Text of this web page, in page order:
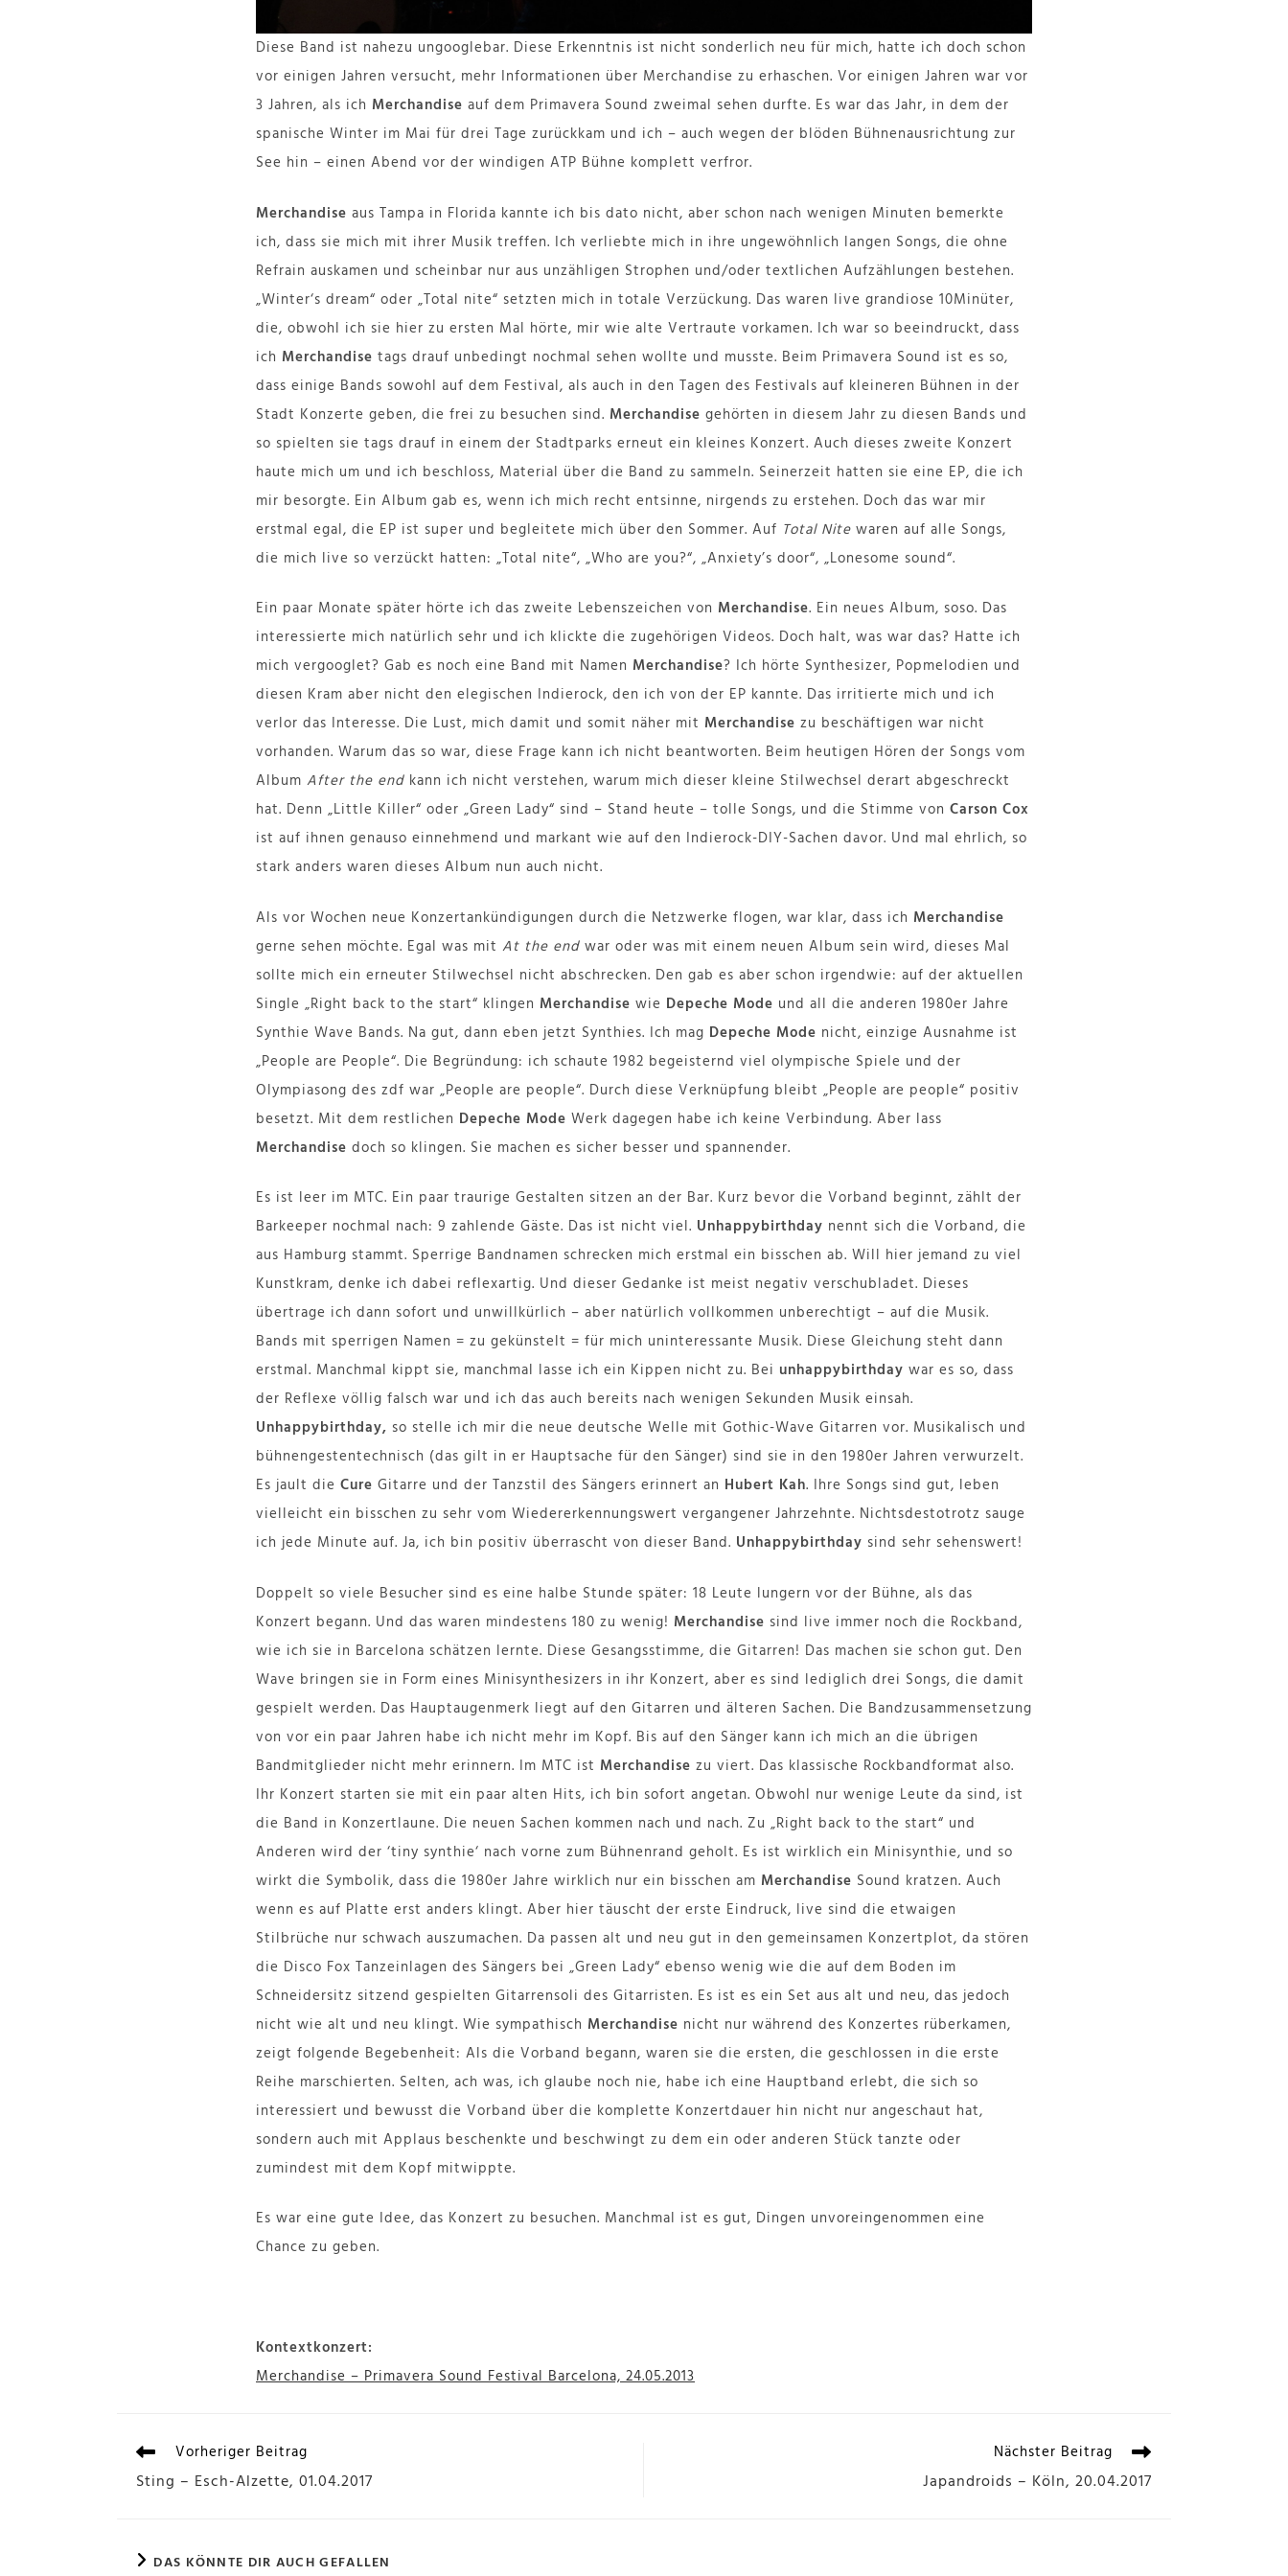
Diese Band ist nahezu ungooglebar. Diese Erkenntnis ist nicht sonderlich neu für mich, hatte ich doch schon
vor einigen Jahren versucht, mehr Informationen über Merchandise zu erhaschen. Vor einigen Jahren war vor
3 Jahren, als ich Merchandise auf dem Primavera Sound zweimal sehen durfte. Es war das Jahr, in dem der
spanische Winter im Mai für drei Tage zurückkam und ich – auch wegen der blöden Bühnenausrichtung zur
See hin – einen Abend vor der windigen ATP Bühne komplett verfror.
Merchandise aus Tampa in Florida kannte ich bis dato nicht, aber schon nach wenigen Minuten bemerkte
ich, dass sie mich mit ihrer Musik treffen. Ich verliebte mich in ihre ungewöhnlich langen Songs, die ohne
Refrain auskamen und scheinbar nur aus unzähligen Strophen und/oder textlichen Aufzählungen bestehen.
„Winter‘s dream“ oder „Total nite“ setzten mich in totale Verzückung. Das waren live grandiose 10Minüter,
die, obwohl ich sie hier zu ersten Mal hörte, mir wie alte Vertraute vorkamen. Ich war so beeindruckt, dass
ich Merchandise tags drauf unbedingt nochmal sehen wollte und musste. Beim Primavera Sound ist es so,
dass einige Bands sowohl auf dem Festival, als auch in den Tagen des Festivals auf kleineren Bühnen in der
Stadt Konzerte geben, die frei zu besuchen sind. Merchandise gehörten in diesem Jahr zu diesen Bands und
so spielten sie tags drauf in einem der Stadtparks erneut ein kleines Konzert. Auch dieses zweite Konzert
haute mich um und ich beschloss, Material über die Band zu sammeln. Seinerzeit hatten sie eine EP, die ich
mir besorgte. Ein Album gab es, wenn ich mich recht entsinne, nirgends zu erstehen. Doch das war mir
erstmal egal, die EP ist super und begleitete mich über den Sommer. Auf Total Nite waren auf alle Songs,
die mich live so verzückt hatten: „Total nite“, „Who are you?“, „Anxiety’s door“, „Lonesome sound“.
Ein paar Monate später hörte ich das zweite Lebenszeichen von Merchandise. Ein neues Album, soso. Das
interessierte mich natürlich sehr und ich klickte die zugehörigen Videos. Doch halt, was war das? Hatte ich
mich vergooglet? Gab es noch eine Band mit Namen Merchandise? Ich hörte Synthesizer, Popmelodien und
diesen Kram aber nicht den elegischen Indierock, den ich von der EP kannte. Das irritierte mich und ich
verlor das Interesse. Die Lust, mich damit und somit näher mit Merchandise zu beschäftigen war nicht
vorhanden. Warum das so war, diese Frage kann ich nicht beantworten. Beim heutigen Hören der Songs vom
Album After the end kann ich nicht verstehen, warum mich dieser kleine Stilwechsel derart abgeschreckt
hat. Denn „Little Killer“ oder „Green Lady“ sind – Stand heute – tolle Songs, und die Stimme von Carson Cox
ist auf ihnen genauso einnehmend und markant wie auf den Indierock-DIY-Sachen davor. Und mal ehrlich, so
stark anders waren dieses Album nun auch nicht.
Als vor Wochen neue Konzertankündigungen durch die Netzwerke flogen, war klar, dass ich Merchandise
gerne sehen möchte. Egal was mit At the end war oder was mit einem neuen Album sein wird, dieses Mal
sollte mich ein erneuter Stilwechsel nicht abschrecken. Den gab es aber schon irgendwie: auf der aktuellen
Single „Right back to the start“ klingen Merchandise wie Depeche Mode und all die anderen 1980er Jahre
Synthie Wave Bands. Na gut, dann eben jetzt Synthies. Ich mag Depeche Mode nicht, einzige Ausnahme ist
„People are People“. Die Begründung: ich schaute 1982 begeisternd viel olympische Spiele und der
Olympiasong des zdf war „People are people“. Durch diese Verknüpfung bleibt „People are people“ positiv
besetzt. Mit dem restlichen Depeche Mode Werk dagegen habe ich keine Verbindung. Aber lass
Merchandise doch so klingen. Sie machen es sicher besser und spannender.
Es ist leer im MTC. Ein paar traurige Gestalten sitzen an der Bar. Kurz bevor die Vorband beginnt, zählt der
Barkeeper nochmal nach: 9 zahlende Gäste. Das ist nicht viel. Unhappybirthday nennt sich die Vorband, die
aus Hamburg stammt. Sperrige Bandnamen schrecken mich erstmal ein bisschen ab. Will hier jemand zu viel
Kunstkram, denke ich dabei reflexartig. Und dieser Gedanke ist meist negativ verschubladet. Dieses
übertrage ich dann sofort und unwillkürlich – aber natürlich vollkommen unberechtigt – auf die Musik.
Bands mit sperrigen Namen = zu gekünstelt = für mich uninteressante Musik. Diese Gleichung steht dann
erstmal. Manchmal kippt sie, manchmal lasse ich ein Kippen nicht zu. Bei unhappybirthday war es so, dass
der Reflexe völlig falsch war und ich das auch bereits nach wenigen Sekunden Musik einsah.
Unhappybirthday, so stelle ich mir die neue deutsche Welle mit Gothic-Wave Gitarren vor. Musikalisch und
bühnengestentechnisch (das gilt in er Hauptsache für den Sänger) sind sie in den 1980er Jahren verwurzelt.
Es jault die Cure Gitarre und der Tanzstil des Sängers erinnert an Hubert Kah. Ihre Songs sind gut, leben
vielleicht ein bisschen zu sehr vom Wiedererkennungswert vergangener Jahrzehnte. Nichtsdestotrotz sauge
ich jede Minute auf. Ja, ich bin positiv überrascht von dieser Band. Unhappybirthday sind sehr sehenswert!
Doppelt so viele Besucher sind es eine halbe Stunde später: 18 Leute lungern vor der Bühne, als das
Konzert begann. Und das waren mindestens 180 zu wenig! Merchandise sind live immer noch die Rockband,
wie ich sie in Barcelona schätzen lernte. Diese Gesangsstimme, die Gitarren! Das machen sie schon gut. Den
Wave bringen sie in Form eines Minisynthesizers in ihr Konzert, aber es sind lediglich drei Songs, die damit
gespielt werden. Das Hauptaugenmerk liegt auf den Gitarren und älteren Sachen. Die Bandzusammensetzung
von vor ein paar Jahren habe ich nicht mehr im Kopf. Bis auf den Sänger kann ich mich an die übrigen
Bandmitglieder nicht mehr erinnern. Im MTC ist Merchandise zu viert. Das klassische Rockbandformat also.
Ihr Konzert starten sie mit ein paar alten Hits, ich bin sofort angetan. Obwohl nur wenige Leute da sind, ist
die Band in Konzertlaune. Die neuen Sachen kommen nach und nach. Zu „Right back to the start“ und
Anderen wird der ‘tiny synthie‘ nach vorne zum Bühnenrand geholt. Es ist wirklich ein Minisynthie, und so
wirkt die Symbolik, dass die 1980er Jahre wirklich nur ein bisschen am Merchandise Sound kratzen. Auch
wenn es auf Platte erst anders klingt. Aber hier täuscht der erste Eindruck, live sind die etwaigen
Stilbrüche nur schwach auszumachen. Da passen alt und neu gut in den gemeinsamen Konzertplot, da stören
die Disco Fox Tanzeinlagen des Sängers bei „Green Lady“ ebenso wenig wie die auf dem Boden im
Schneidersitz sitzend gespielten Gitarrensoli des Gitarristen. Es ist es ein Set aus alt und neu, das jedoch
nicht wie alt und neu klingt. Wie sympathisch Merchandise nicht nur während des Konzertes rüberkamen,
zeigt folgende Begebenheit: Als die Vorband begann, waren sie die ersten, die geschlossen in die erste
Reihe marschierten. Selten, ach was, ich glaube noch nie, habe ich eine Hauptband erlebt, die sich so
interessiert und bewusst die Vorband über die komplette Konzertdauer hin nicht nur angeschaut hat,
sondern auch mit Applaus beschenkte und beschwingt zu dem ein oder anderen Stück tanzte oder
zumindest mit dem Kopf mitwippte.
Es war eine gute Idee, das Konzert zu besuchen. Manchmal ist es gut, Dingen unvoreingenommen eine
Chance zu geben.
Kontextkonzert:
Merchandise – Primavera Sound Festival Barcelona, 24.05.2013
Vorheriger Beitrag
Sting – Esch-Alzette, 01.04.2017
Nächster Beitrag
Japandroids – Köln, 20.04.2017
DAS KÖNNTE DIR AUCH GEFALLEN